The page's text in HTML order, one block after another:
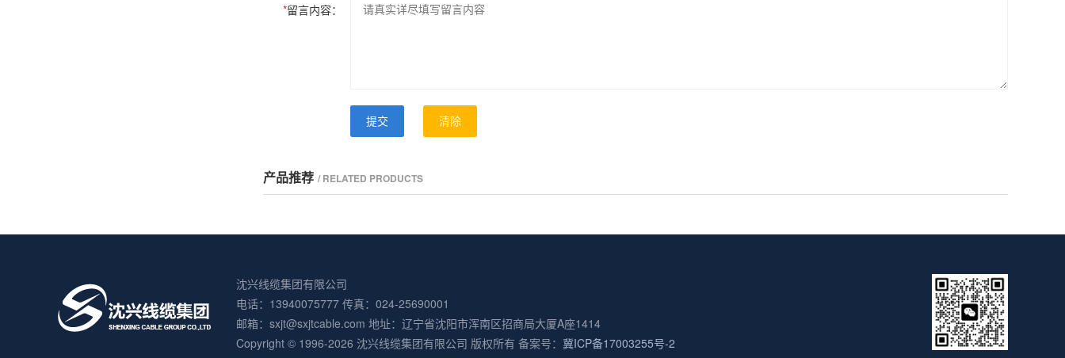
*留言内容：
提交 清除
产品推荐 / RELATED PRODUCTS
沈兴线缆集团有限公司
电话：13940075777 传真：024-25690001
邮箱：sxjt@sxjtcable.com 地址：辽宁省沈阳市浑南区招商局大厦A座1414
Copyright © 1996-2026 沈兴线缆集团有限公司 版权所有 备案号： 冀ICP备17003255号-2